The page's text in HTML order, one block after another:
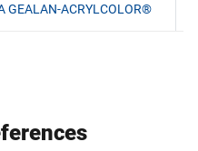
GEALAN-ACRYLCOLOR®